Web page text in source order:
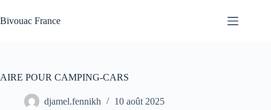
au
contenu
Bivouac France
AIRE POUR CAMPING-CARS
djamel.fennikh 10 août 2025